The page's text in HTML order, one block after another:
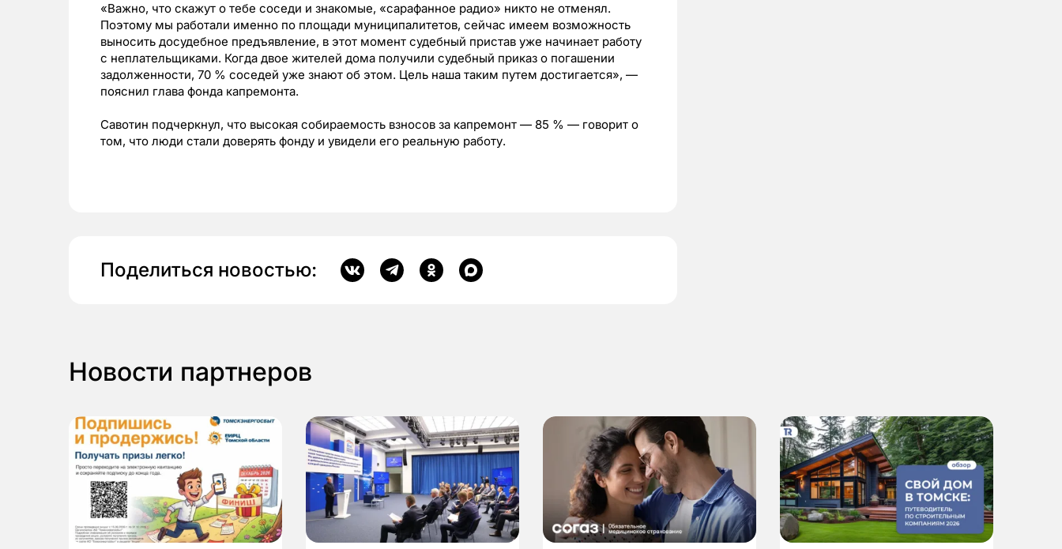
«Важно, что скажут о тебе соседи и знакомые, «сарафанное радио» никто не отменял.
Поэтому мы работали именно по площади муниципалитетов, сейчас имеем возможность
выносить досудебное предъявление, в этот момент судебный пристав уже начинает работу
с неплательщиками. Когда двое жителей дома получили судебный приказ о погашении
задолженности, 70 % соседей уже знают об этом. Цель наша таким путем достигается», —
пояснил глава фонда капремонта.
Савотин подчеркнул, что высокая собираемость взносов за капремонт — 85 % — говорит о
том, что люди стали доверять фонду и увидели его реальную работу.
Поделиться новостью:
Новости партнеров